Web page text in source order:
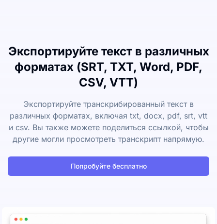
Экспортируйте текст в различных
форматах (SRT, TXT, Word, PDF,
CSV, VTT)
Экспортируйте транскрибированный текст в
различных форматах, включая txt, docx, pdf, srt, vtt
и csv. Вы также можете поделиться ссылкой, чтобы
другие могли просмотреть транскрипт напрямую.
Попробуйте бесплатно